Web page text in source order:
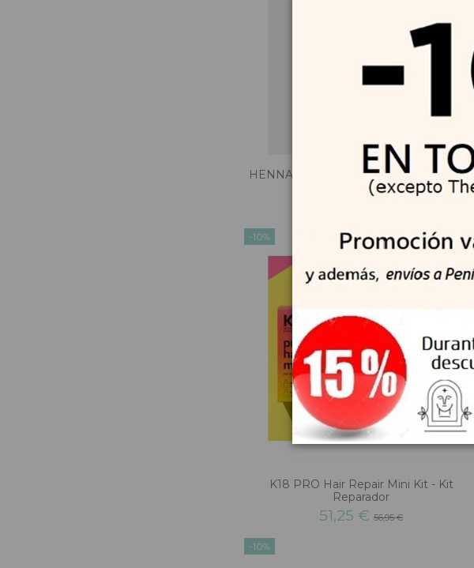
HENNA MORENA Tratamiento Botánico
Cassia Obovata 150 g
-10%
K18 PRO Hair Repair Mini Kit - Kit
Reparador
51,25 €56,95 €
-10%